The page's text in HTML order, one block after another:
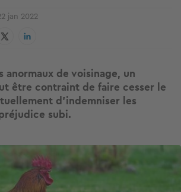
jan 2022
anormaux de voisinage, un
être contraint de faire cesser le
d’indemniser les
subi.